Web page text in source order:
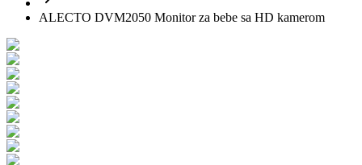
ALECTO DVM2050 Monitor za bebe sa HD kamerom